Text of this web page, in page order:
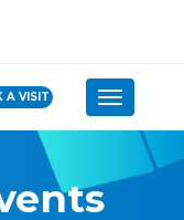
A VISIT Toggle